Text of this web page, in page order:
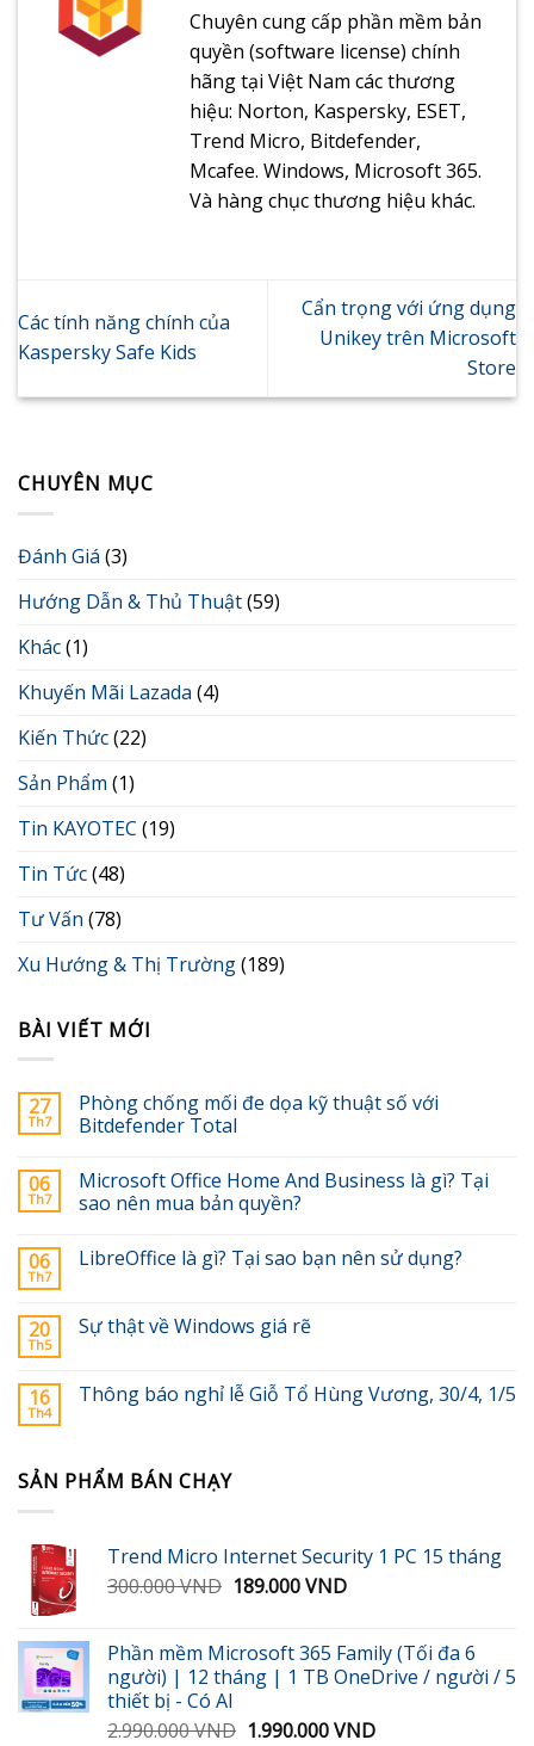
Chuyên cung cấp phần mềm bản
quyền (software license) chính
hãng tại Việt Nam các thương
hiệu: Norton, Kaspersky, ESET,
Trend Micro, Bitdefender,
Mcafee. Windows, Microsoft 365.
Và hàng chục thương hiệu khác.
Các tính năng chính của
Kaspersky Safe Kids
Cẩn trọng với ứng dụng
Unikey trên Microsoft
Store
CHUYÊN MỤC
Đánh Giá (3)
Hướng Dẫn & Thủ Thuật(59)
Khác(1)
Khuyến Mãi Lazada (4)
Kiến Thức(22)
Sản Phẩm (1)
Tin KAYOTEC (19)
Tin Tức(48)
Tư Vấn (78)
Xu Hướng & Thị Trường(189)
BÀI VIẾT MỚI
27
Th7
Phòng chống mối đe dọa kỹ thuật số với
Bitdefender Total
06
Th7
Microsoft Office Home And Business là gì? Tại
sao nên mua bản quyền?
06
Th7
LibreOffice là gì? Tại sao bạn nên sử dụng?
20
Th5
Sự thật về Windows giá rẽ
16
Th4
Thông báo nghỉ lễ Giỗ Tổ Hùng Vương, 30/4, 1/5
SẢN PHẨM BÁN CHẠY
Trend Micro Internet Security 1 PC 15 tháng
300.000VND Giá
300.000 VND.
189.000VNDGiá
là:
189.000 VND.
Phần mềm Microsoft 365 Family (Tối đa 6
người) | 12 tháng | 1 TB OneDrive / người / 5
thiết bị - Có AI
2.990.000VND Giá
1.990.000VNDGiá